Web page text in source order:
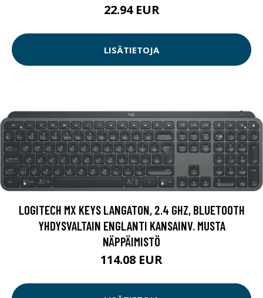
22.94 EUR
LISÄTIETOJA
LOGITECH MX KEYS LANGATON, 2.4 GHZ, BLUETOOTH
YHDYSVALTAIN ENGLANTI KANSAINV. MUSTA
NÄPPÄIMISTÖ
114.08 EUR